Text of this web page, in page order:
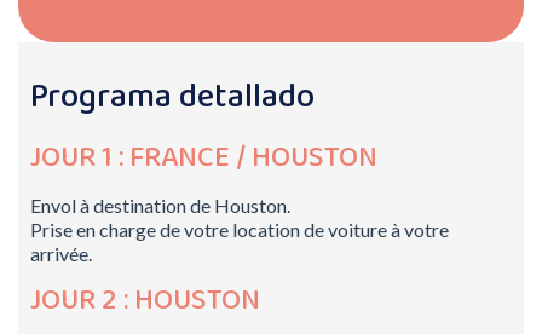
Programa detallado
JOUR 1 : FRANCE / HOUSTON
Envol à destination de Houston.
Prise en charge de votre location de voiture à votre
arrivée.
JOUR 2 : HOUSTON